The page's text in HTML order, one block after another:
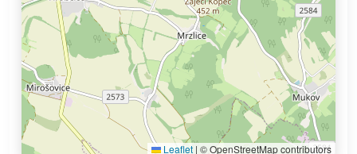
Leaflet | © OpenStreetMap contributors